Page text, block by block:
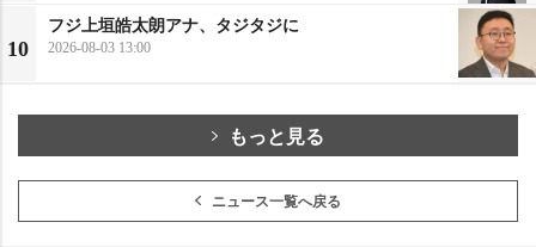
10
フジ上垣皓太朗アナ、タジタジに
2026-08-03 13:00
もっと見る
ニュース一覧へ戻る